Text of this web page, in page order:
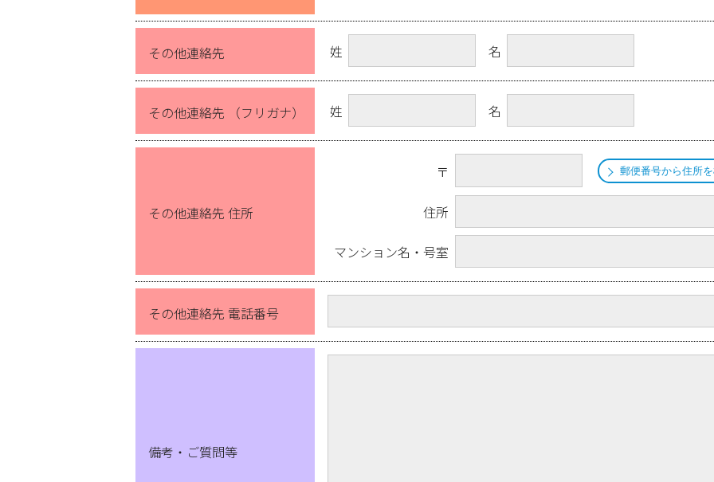
その他連絡先 姓 名
その他連絡先 （フリガナ） 姓 名
その他連絡先 住所
〒 郵便番号から住所
住所
マンション名・号室
その他連絡先 電話番号
備考・ご質問等